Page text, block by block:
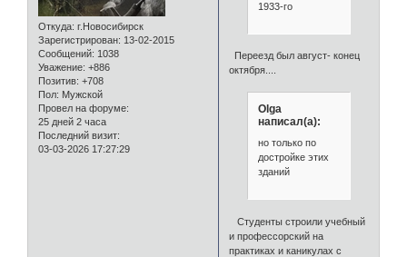
Откуда: г.Новосибирск
Зарегистрирован: 13-02-2015
Сообщений: 1038
Уважение: +886
Позитив: +708
Пол: Мужской
Провел на форуме:
25 дней 2 часа
Последний визит:
03-03-2026 17:27:29
1933-го
Переезд был август- конец
октября....
Olga
написал(а):
но только по
достройке этих
зданий
Студенты строили учебный
и профессорский на
практиках и каникулах с